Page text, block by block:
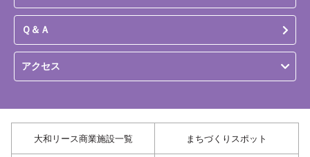
Ｑ＆Ａ
アクセス
大和リース商業施設一覧 まちづくりスポット